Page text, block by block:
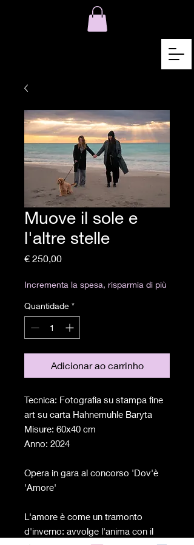
Muove il sole e
l'altre stelle
€ 250,00Preço
Incrementa la spesa, risparmia di più
Quantidade *
Adicionar ao carrinho
Tecnica: Fotografia su stampa fine
art su carta Hahnemuhle Baryta
Misure: 60x40 cm
Anno: 2024
Opera in gara al concorso 'Dov'è
'Amore'
L'amore è come un tramonto
d'inverno: avvolge l'anima con il